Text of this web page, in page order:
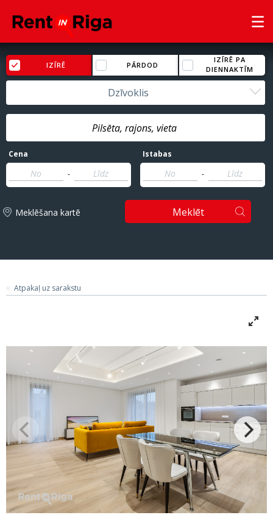
IZĪRĒ PĀRDOD
IZĪRĒ PA
DIENNAKTĪM
Dzīvoklis
Cena
-
Istabas
-
Meklēšana kartē Meklēt
Atpakaļ uz sarakstu